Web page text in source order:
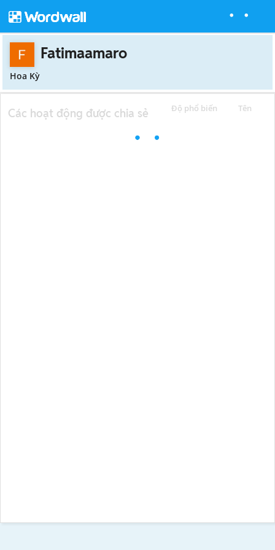
Fatimaamaro
Hoa Kỳ
Độ phổ biến Tên
Các hoạt động được chia sẻ